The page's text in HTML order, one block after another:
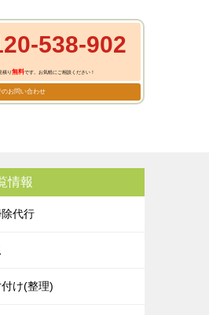
538-902
積り無料です。お気軽にご相談ください！
のお問い合わせ
情報
代行
け(整理)